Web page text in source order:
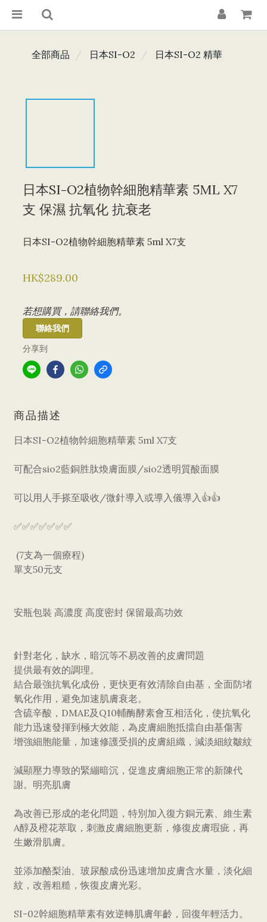
全部商品 日本SI-O2 日本SI-O2 精華
日本SI-O2植物幹細胞精華素 5ML X7
支 保濕 抗氧化 抗衰老
日本SI-O2植物幹細胞精華素 5ml X7支
HK$289.00
若想購買，請聯絡我們。
聯絡我們
分享到
商品描述
日本SI-O2植物幹細胞精華素 5ml X7支
可配合sio2藍銅胜肽煥膚面膜/sio2透明質酸面膜
可以用人手搽至吸收/微針導入或導入儀導入👍👍
✅✅✅✅✅✅✅
(7支為一個療程)
單支50元支
安瓶包裝 高濃度 高度密封 保留最高功效
針對老化，缺水，暗沉等不易改善的皮膚問題
提供最有效的調理。
結合最強抗氧化成份，更快更有效清除自由基，全面防堵
氧化作用，避免加速肌膚衰老。
含硫辛酸，DMAE及Q10輔酶酵素會互相活化，使抗氧化
能力迅速發揮到極大效能，為皮膚細胞抵擋自由基傷害
增強細胞能量，加速修護受損的皮膚組織，減淡細紋皺紋
減顯壓力導致的緊繃暗沉，促進皮膚細胞正常的新陳代
謝。明亮肌膚
為改善已形成的老化問題，特別加入復方銅元素、維生素
A醇及橙花萃取，刺激皮膚細胞更新，修復皮膚瑕疵，再
生嫩滑肌膚。
並添加酪梨油、玻尿酸成份迅速增加皮膚含水量，淡化細
紋，改善粗糙，恢復皮膚光彩。
SI-02幹細胞精華素有效逆轉肌膚年齡，回復年輕活力。